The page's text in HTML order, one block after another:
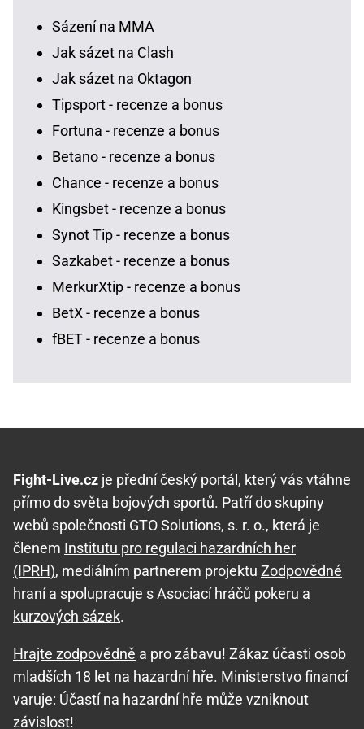
Sázení na MMA
Jak sázet na Clash
Jak sázet na Oktagon
Tipsport - recenze a bonus
Fortuna - recenze a bonus
Betano - recenze a bonus
Chance - recenze a bonus
Kingsbet - recenze a bonus
Synot Tip - recenze a bonus
Sazkabet - recenze a bonus
MerkurXtip - recenze a bonus
BetX - recenze a bonus
fBET - recenze a bonus
Fight-Live.cz je přední český portál, který vás vtáhne
přímo do světa bojových sportů. Patří do skupiny
webů společnosti GTO Solutions, s. r. o., která je
členem Institutu pro regulaci hazardních her
(IPRH), mediálním partnerem projektu Zodpovědné
hranía spolupracuje sAsociací hráčů pokeru a
kurzových sázek.
Hrajte zodpovědně a pro zábavu! Zákaz účasti osob
mladších 18 let na hazardní hře. Ministerstvo financí
varuje: Účastí na hazardní hře může vzniknout
závislost!